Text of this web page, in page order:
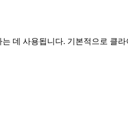
데 사용됩니다. 기본적으로 클